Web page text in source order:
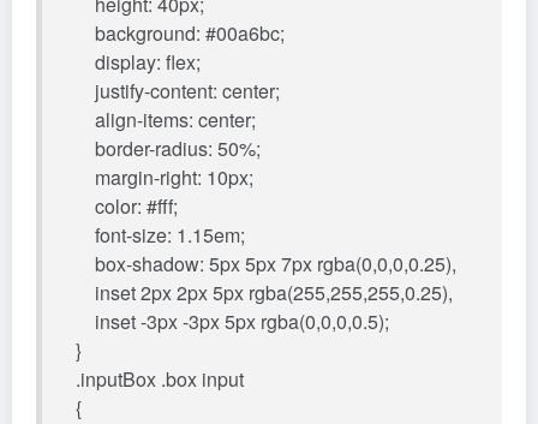
background: #00a6bc;
display: flex;
justify-content: center;
align-items: center;
border-radius: 50%;
margin-right: 10px;
color: #fff;
font-size: 1.15em;
box-shadow: 5px 5px 7px rgba(0,0,0,0.25),
inset 2px 2px 5px rgba(255,255,255,0.25),
inset -3px -3px 5px rgba(0,0,0,0.5);
}
.inputBox .box input
{